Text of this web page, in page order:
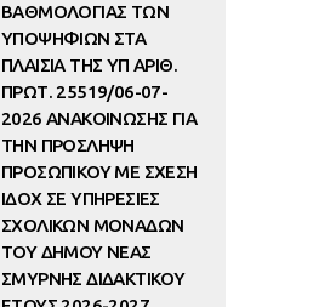
ΒΑΘΜΟΛΟΓΙΑΣ ΤΩΝ
ΥΠΟΨΗΦΙΩΝ ΣΤΑ
ΠΛΑΙΣΙΑ ΤΗΣ ΥΠ ΑΡΙΘ.
ΠΡΩΤ. 25519/06-07-
2026 ΑΝΑΚΟΙΝΩΣΗΣ ΓΙΑ
ΤΗΝ ΠΡΟΣΛΗΨΗ
ΠΡΟΣΩΠΙΚΟΥ ΜΕ ΣΧΕΣΗ
ΙΔΟΧ ΣΕ ΥΠΗΡΕΣΙΕΣ
ΣΧΟΛΙΚΩΝ ΜΟΝΑΔΩΝ
ΤΟΥ ΔΗΜΟΥ ΝΕΑΣ
ΣΜΥΡΝΗΣ ΔΙΔΑΚΤΙΚΟΥ